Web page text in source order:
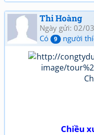
Thi Hoàng
Ngày gửi: 02/
Có
9 người
Chiều